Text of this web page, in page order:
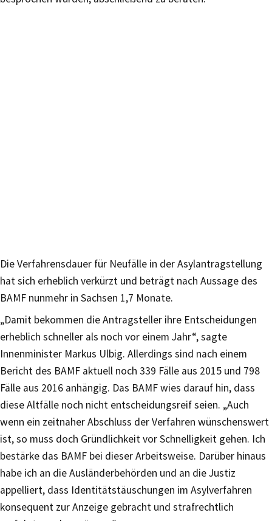
Die Verfahrensdauer für Neufälle in der Asylantragstellung
hat sich erheblich verkürzt und beträgt nach Aussage des
BAMF nunmehr in Sachsen 1,7 Monate.
„Damit bekommen die Antragsteller ihre Entscheidungen
erheblich schneller als noch vor einem Jahr“, sagte
Innenminister Markus Ulbig. Allerdings sind nach einem
Bericht des BAMF aktuell noch 339 Fälle aus 2015 und 798
Fälle aus 2016 anhängig. Das BAMF wies darauf hin, dass
diese Altfälle noch nicht entscheidungsreif seien. „Auch
wenn ein zeitnaher Abschluss der Verfahren wünschenswert
ist, so muss doch Gründlichkeit vor Schnelligkeit gehen. Ich
bestärke das BAMF bei dieser Arbeitsweise. Darüber hinaus
habe ich an die Ausländerbehörden und an die Justiz
appelliert, dass Identitätstäuschungen im Asylverfahren
konsequent zur Anzeige gebracht und strafrechtlich